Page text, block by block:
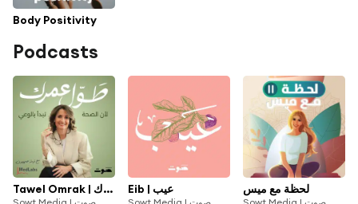
Body Positivity
Podcasts
Tawel Omrak | طوّل عمرك Eib | عيب لحظة مع ميس